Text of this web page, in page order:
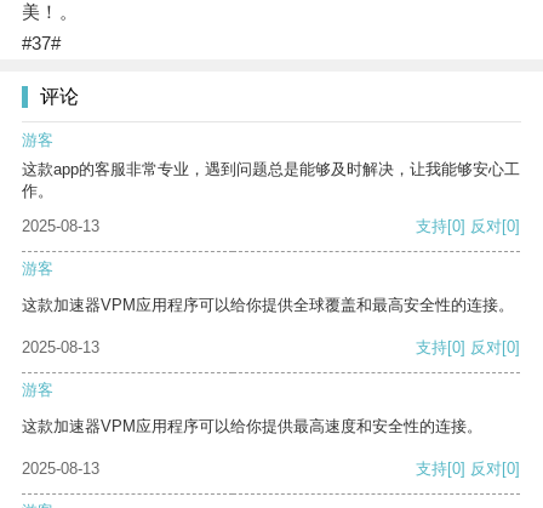
美！。
#37#
评论
游客
这款app的客服非常专业，遇到问题总是能够及时解决，让我能够安心工
作。
2025-08-13
支持[0] 反对[0]
游客
这款加速器VPM应用程序可以给你提供全球覆盖和最高安全性的连接。
2025-08-13 支持[0] 反对[0]
游客
这款加速器VPM应用程序可以给你提供最高速度和安全性的连接。
2025-08-13 支持[0] 反对[0]